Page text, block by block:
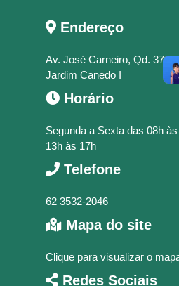
Endereço
Av. José Carneiro, Qd. 37,
Jardim Canedo I
Horário
Segunda a Sexta das 08h
13h às 17h
Telefone
62 3532-2046
Mapa do site
Clique para visualizar o
Redes Sociais